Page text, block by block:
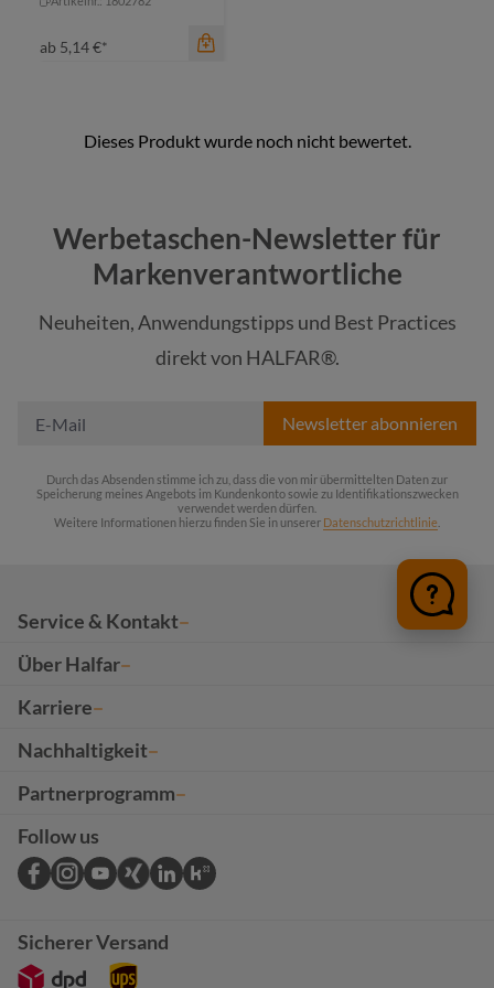
ab 5,14 €*
Werbetaschen-Newsletter für
Markenverantwortliche
Neuheiten, Anwendungstipps und Best Practices
direkt von HALFAR®.
Newsletter abonnieren
Durch das Absenden stimme ich zu, dass die von mir übermittelten Daten zur
Speicherung meines Angebots im Kundenkonto sowie zu Identifikationszwecken
verwendet werden dürfen.
Weitere Informationen hierzu finden Sie in unserer Datenschutzrichtlinie
Service & Kontakt
Über Halfar
Karriere
Nachhaltigkeit
Partnerprogramm
Follow us
Sicherer Versand